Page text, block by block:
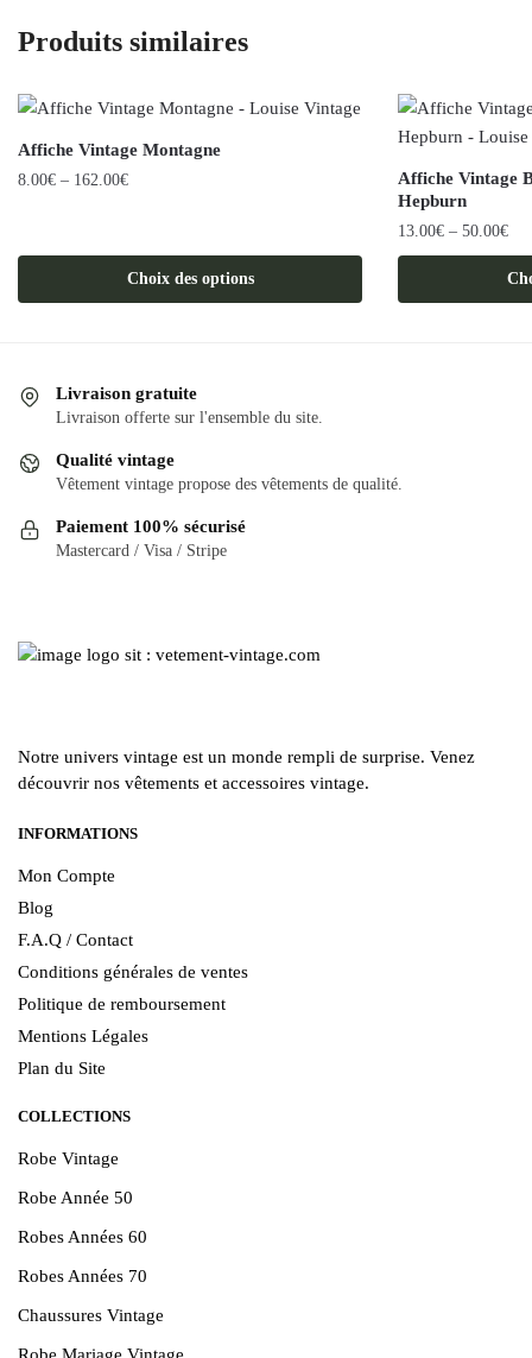
Produits similaires
Affiche Vintage Montagne
8.00€ – 162.00€
Choix des options
plusieurs
options
peuvent
être
choisies
la
Affiche Vintage
Hepburn
13.00€ – 50.00€
produit
Livraison gratuite
Livraison offerte sur l'ensemble du site.
Qualité vintage
Vêtement vintage propose des vêtements de qualité.
Paiement 100% sécurisé
Mastercard / Visa / Stripe
Notre univers vintage est un monde rempli de surprise. Venez
découvrir nos vêtements et accessoires vintage.
INFORMATIONS
Mon Compte
Blog
F.A.Q / Contact
Conditions générales de ventes
Politique de remboursement
Mentions Légales
Plan du Site
COLLECTIONS
Robe Vintage
Robe Année 50
Robes Années 60
Robes Années 70
Chaussures Vintage
Robe Mariage Vintage